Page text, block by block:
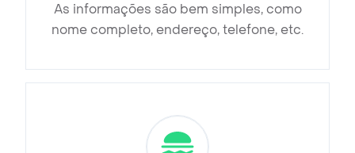
As informações são bem simples, como
nome completo, endereço, telefone, etc.